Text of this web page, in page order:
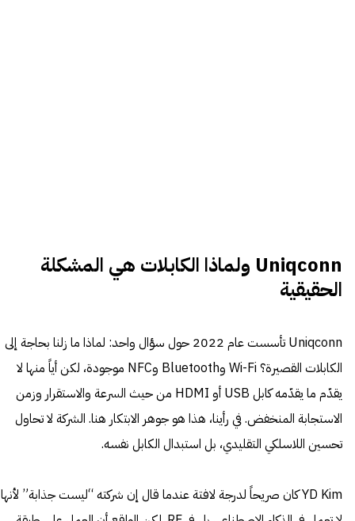
Uniqconn ولماذا الكابلات هي المشكلة
الحقيقية
Uniqconn تأسست عام 2022 حول سؤال واحد: لماذا ما زلنا بحاجة إلى
الكابلات القصيرة؟ Wi-Fi وBluetooth وNFC موجودة، لكن أياً منها لا
يقدّم ما يقدّمه كابل USB أو HDMI من حيث السرعة والاستقرار وزمن
الاستجابة المنخفض. في رأينا، هذا هو جوهر الابتكار هنا. الشركة لا تحاول
تحسين اللاسلكي التقليدي، بل استبدال الكابل نفسه.
YD Kim كان صريحاً لدرجة لافتة عندما قال إن شركته “ليست جذابة” لأنها